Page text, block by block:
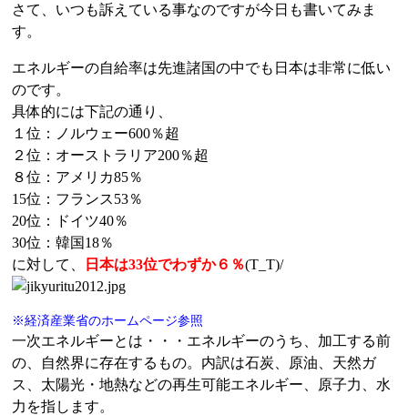
さて、いつも訴えている事なのですが今日も書いてみま
す。
エネルギーの自給率は先進諸国の中でも日本は非常に低い
のです。
具体的には下記の通り、
１位：ノルウェー600％超
２位：オーストラリア200％超
８位：アメリカ85％
15位：フランス53％
20位：ドイツ40％
30位：韓国18％
に対して、
日本は33位でわずか６％(T_T)/
※経済産業省のホームページ参照
一次エネルギーとは・・・エネルギーのうち、加工する前
の、自然界に存在するもの。内訳は石炭、原油、天然ガ
ス、太陽光・地熱などの再生可能エネルギー、原子力、水
力を指します。